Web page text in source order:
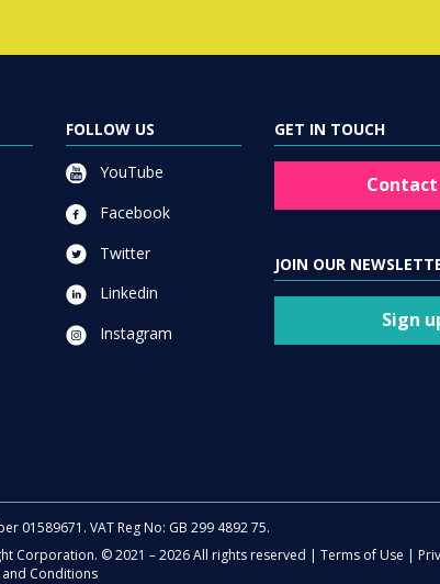
FOLLOW US
YouTube
Facebook
Twitter
Linkedin
Instagram
GET IN TOUCH
Contact
JOIN OUR
Sign
01589671. VAT Reg No: GB 299 4892 75.
Corporation. © 2021 – 2026 All rights reserved | Terms of Use |
Conditions